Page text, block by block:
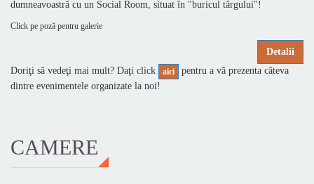
dumneavoastră cu un Social Room, situat în "buricul târgului"!
Click pe poză pentru galerie
Detalii
Doriţi să vedeţi mai mult? Daţi click
aici
pentru a vă prezenta câteva
dintre evenimentele organizate la noi!
CAMERE